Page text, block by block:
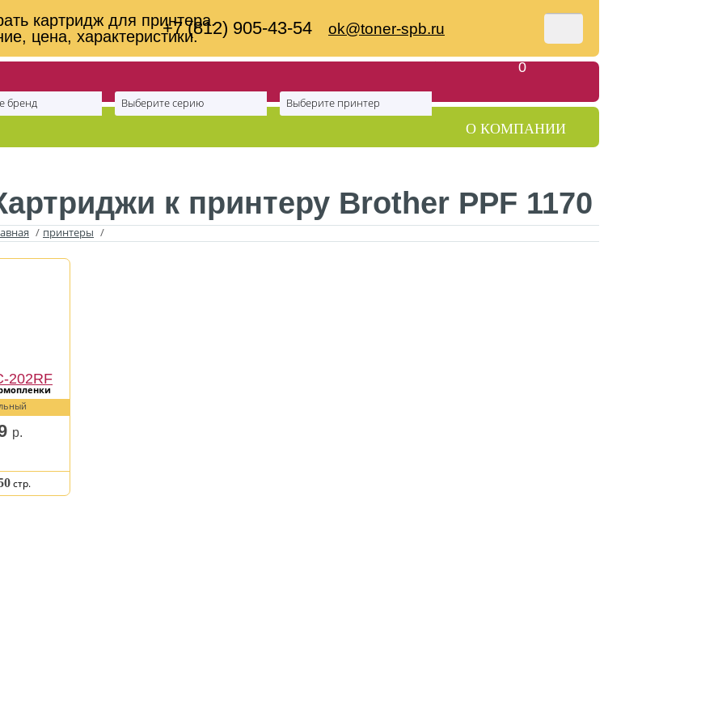
картридж для принтера.
цена, характеристики.+7 (812) 905-43-54 ok@toner-spb.ru
0
Моя корзина
бренд Выберите серию Выберите принтер
О КОМПАНИИ
к принтеру Brother PPF 1170
/ принтеры /
202RF
р.
стр.